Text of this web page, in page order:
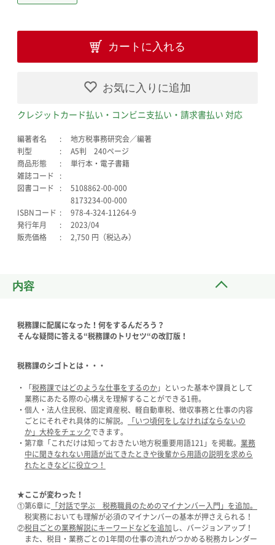
カートに入れる
お気に入りに追加
クレジットカード払い・コンビニ支払い・請求書払い 対応
編著者名
地方税事務研究会／編著
判型
A5判 240ページ
商品形態
単行本・電子書籍
雑誌コード
図書コード
5108862-00-000
8173234-00-000
ISBNコード
978-4-324-11264-9
発行年月
2023/04
販売価格
2,750 円（税込み）
内容
税務課に配属になった！何をするんだろう？
そんな疑問に答える“税務課のトリセツ“の改訂版！
税務課のシゴトとは・・・
・「税務課ではどのような仕事をするのか」といった基本や課員として
業務にあたる際の心構えを理解することができる1冊。
・個人・法人住民税、固定資産税、軽自動車税、徴収事務と仕事の内容
ごとにそれぞれ具体的に解説。
「いつ頃何をしなければならないの
か」大枠をチェックできます。
・第7章「これだけは知っておきたい地方税重要用語121」を掲載。 業務
中に聞きなれない用語が出てきたときや後輩から用語の説明を求めら
れたときなどに役立つ！
★ここが変わった！
①第6章に 「対話で学ぶ 税務職員のためのマイナンバー入門」を追加。
税実務においても理解が必須のマイナンバーの基本が押さえられる！
②税目ごとの業務解説にキーワードなどを追加 し、バージョンアップ！
また、税目・業務ごとの1年間の仕事の流れがつかめる税務カレンダー